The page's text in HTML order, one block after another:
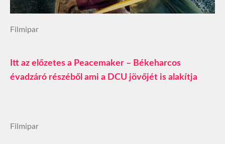
Filmipar
Itt az előzetes a Peacemaker – Békeharcos
évadzáró részéből ami a DCU jövőjét is alakítja
Filmipar